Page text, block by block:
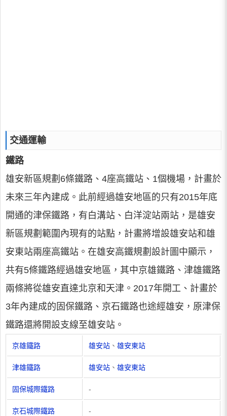
交通運輸
鐵路
雄安新區規劃6條鐵路、4座高鐵站、1個機場，計畫於
未來三年內建成。此前經過雄安地區的只有2015年底
開通的津保鐵路，有白溝站、白洋淀站兩站，是雄安
新區規劃範圍內現有的站點，計畫將增設雄安站和雄
安東站兩座高鐵站。在雄安高鐵規劃設計圖中顯示，
共有5條鐵路經過雄安地區，其中京雄鐵路、津雄鐵路
兩條將從雄安直達北京和天津。2017年開工、計畫於
3年內建成的固保鐵路、京石鐵路也途經雄安，原津保
鐵路還將開設支線至雄安站。
京雄鐵路 雄安站 、 雄安東站
津雄鐵路 雄安站 、 雄安東站
固保城際鐵路 -
京石城際鐵路 -